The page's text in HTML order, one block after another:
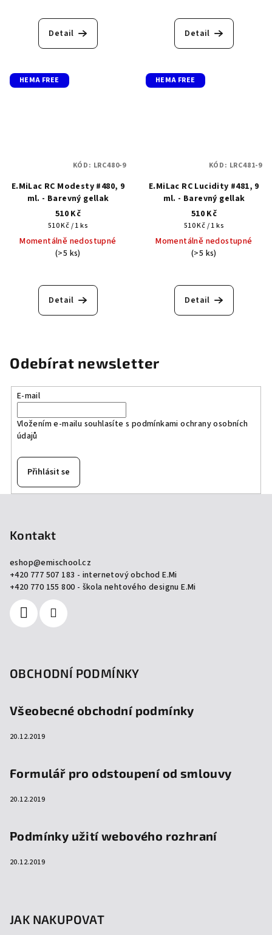
Detail Detail
HEMA FREE
E.MiLac RC Modesty #480, 9
ml. - Barevný gellak
510 Kč
Měrná
cena:
510 Kč / 1 ks
Momentálně nedostupné
(>5 ks)
Detail
KÓD: LRC480-9
HEMA FREE
E.MiLac RC Lucidity #481, 9
ml. - Barevný gellak
510 Kč
Měrná
cena:
510 Kč / 1 ks
Momentálně nedostupné
(>5 ks)
Detail
KÓD: LRC481-9
Odebírat newsletter
E-mail
Vložením e-mailu souhlasíte s podmínkami ochrany osobních
údajů
Přihlásit se
Kontakt
eshop@emischool.cz
+420 777 507 183 - internetový obchod E.Mi
+420 770 155 800 - škola nehtového designu E.Mi
OBCHODNÍ PODMÍNKY
Všeobecné obchodní podmínky
20.12.2019
Formulář pro odstoupení od smlouvy
20.12.2019
Podmínky užití webového rozhraní
20.12.2019
JAK NAKUPOVAT